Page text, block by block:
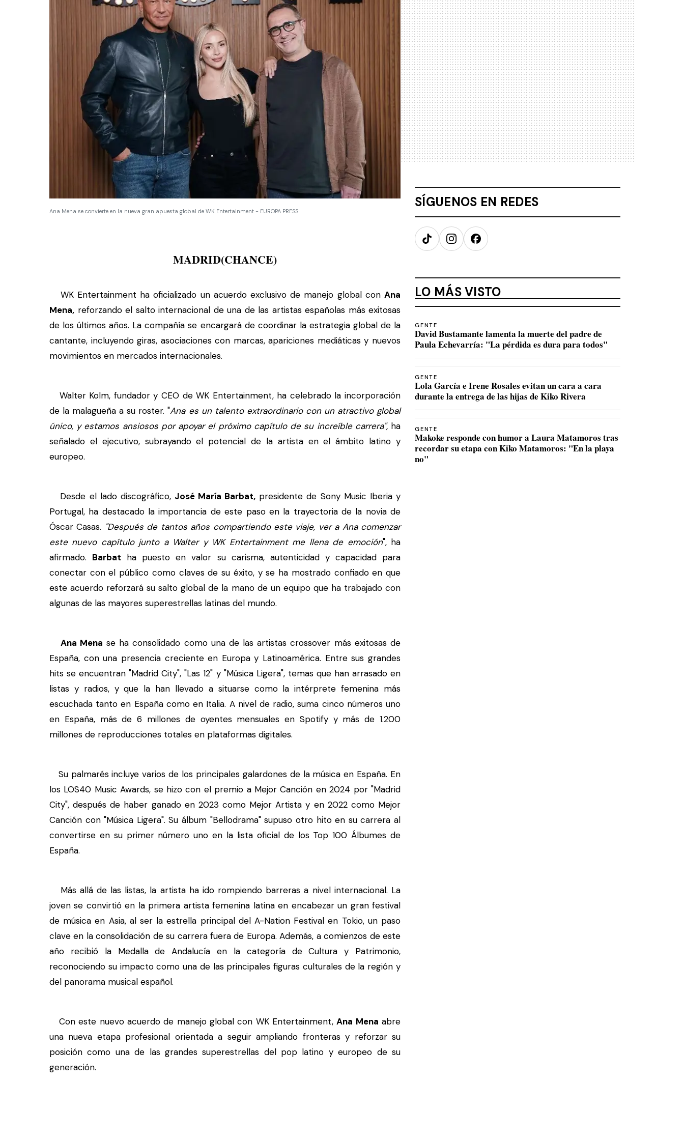
Ana Mena se convierte en la nueva gran apuesta global de WK Entertainment - EUROPA PRESS
MADRID(CHANCE)
WK Entertainment ha oficializado un acuerdo exclusivo de manejo global con Ana
Mena, reforzando el salto internacional de una de las artistas españolas más exitosas
de los últimos años. La compañía se encargará de coordinar la estrategia global de la
cantante, incluyendo giras, asociaciones con marcas, apariciones mediáticas y nuevos
movimientos en mercados internacionales.
Walter Kolm, fundador y CEO de WK Entertainment, ha celebrado la incorporación
de la malagueña a su roster. "Ana es un talento extraordinario con un atractivo global
único, y estamos ansiosos por apoyar el próximo capítulo de su increíble carrera",ha
señalado el ejecutivo, subrayando el potencial de la artista en el ámbito latino y
europeo.
Desde el lado discográfico, José María Barbat, presidente de Sony Music Iberia y
Portugal, ha destacado la importancia de este paso en la trayectoria de la novia de
Óscar Casas. "Después de tantos años compartiendo este viaje, ver a Ana comenzar
este nuevo capítulo junto a Walter y WK Entertainment me llena de emoción", ha
afirmado. Barbat ha puesto en valor su carisma, autenticidad y capacidad para
conectar con el público como claves de su éxito, y se ha mostrado confiado en que
este acuerdo reforzará su salto global de la mano de un equipo que ha trabajado con
algunas de las mayores superestrellas latinas del mundo.
Ana Mena se ha consolidado como una de las artistas crossover más exitosas de
España, con una presencia creciente en Europa y Latinoamérica. Entre sus grandes
hits se encuentran "Madrid City", "Las 12" y "Música Ligera", temas que han arrasado en
listas y radios, y que la han llevado a situarse como la intérprete femenina más
escuchada tanto en España como en Italia. A nivel de radio, suma cinco números uno
en España, más de 6 millones de oyentes mensuales en Spotify y más de 1.200
millones de reproducciones totales en plataformas digitales.
Su palmarés incluye varios de los principales galardones de la música en España. En
los LOS40 Music Awards, se hizo con el premio a Mejor Canción en 2024 por "Madrid
City", después de haber ganado en 2023 como Mejor Artista y en 2022 como Mejor
Canción con "Música Ligera". Su álbum "Bellodrama" supuso otro hito en su carrera al
convertirse en su primer número uno en la lista oficial de los Top 100 Álbumes de
España.
Más allá de las listas, la artista ha ido rompiendo barreras a nivel internacional. La
joven se convirtió en la primera artista femenina latina en encabezar un gran festival
de música en Asia, al ser la estrella principal del A-Nation Festival en Tokio, un paso
clave en la consolidación de su carrera fuera de Europa. Además, a comienzos de este
año recibió la Medalla de Andalucía en la categoría de Cultura y Patrimonio,
reconociendo su impacto como una de las principales figuras culturales de la región y
del panorama musical español.
Con este nuevo acuerdo de manejo global con WK Entertainment,Ana Mena abre
una nueva etapa profesional orientada a seguir ampliando fronteras y reforzar su
posición como una de las grandes superestrellas del pop latino y europeo de su
generación.
SÍGUENOS EN REDES
TikTokInstagramFacebook
LO MÁS VISTO
GENTE
David Bustamante lamenta la muerte del padre de
Paula Echevarría: "La pérdida es dura para todos"
GENTE
Lola García e Irene Rosales evitan un cara a cara
durante la entrega de las hijas de Kiko Rivera
GENTE
Makoke responde con humor a Laura Matamoros tras
recordar su etapa con Kiko Matamoros: "En la playa
no"